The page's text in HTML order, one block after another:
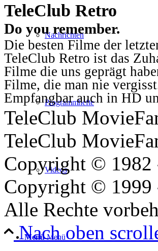
Nachrichten
Programmhefte
Videos
Menü Menü
TeleClub Retro
Do you remember.
Die besten Filme der
TeleClub Retro ist das
Filme die uns geprägt
Filme, die man nie
Empfangbar auch in HD
TeleClub
TeleClub
Copyright © 1982
Copyright ©
Alle Rechte
Nach oben